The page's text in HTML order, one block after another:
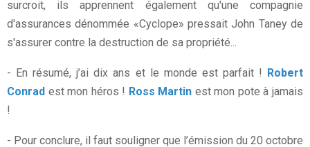
surcroit, ils apprennent également qu'une compagnie
d'assurances dénommée «Cyclope» pressait John Taney de
s'assurer contre la destruction de sa propriété...
- En résumé, j’ai dix ans et le monde est parfait !
Robert
Conrad est mon héros ! Ross Martin est mon pote à jamais
!
- Pour conclure, il faut souligner que l’émission du 20 octobre